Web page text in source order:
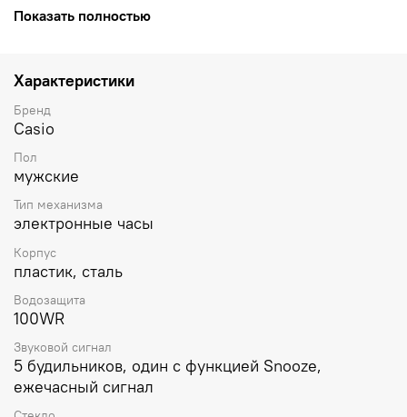
часовой пояс. 12-ти и 24-х часовой формат
отсчета с автоповтором от 1сек до 24ч. Ремешок из
полимерного материала с классической застежкой.
Батарея рассчитана на 10 лет. Водонепроницаемость в
соответствии с ISO 2281.
Показать полностью
Характеристики
Бренд
Casio
Пол
мужские
Тип механизма
электронные часы
Корпус
пластик, сталь
Водозащита
100WR
Звуковой сигнал
5 будильников, один с функцией Snooze,
ежечасный сигнал